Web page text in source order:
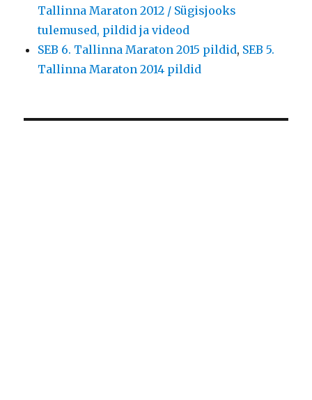
Tallinna Maraton 2012 / Sügisjooks
tulemused, pildid ja videod
SEB 6. Tallinna Maraton 2015 pildid, SEB 5.
Tallinna Maraton 2014 pildid